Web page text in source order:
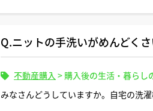
Q.ニットの手洗いがめんどくさ
不動産購入 > 購入後の生活・暮らし
みなさんどうしていますか。自宅の洗濯